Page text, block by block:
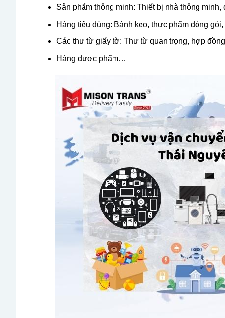
Sản phẩm thông minh: Thiết bị nhà thông
Hàng tiêu dùng: Bánh kẹo, thực phẩm đóng
Các thư từ giấy tờ: Thư từ quan trọng, hợp
Hàng dược phẩm…